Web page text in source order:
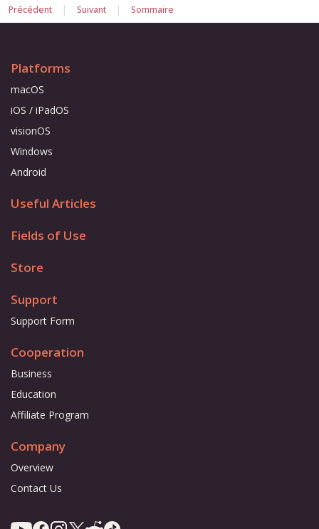
Précédent | Suivant | Sommaire
Platforms
macOS
iOS / iPadOS
visionOS
Windows
Android
Useful Articles
Fields of Use
Store
Support
Support Form
Cooperation
Business
Education
Affiliate Program
Company
Overview
Contact Us